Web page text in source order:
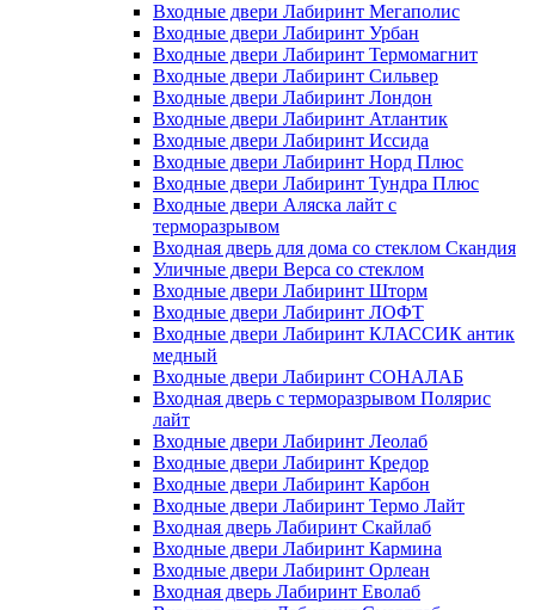
Входные двери Лабиринт Мегаполис
Входные двери Лабиринт Урбан
Входные двери Лабиринт Термомагнит
Входные двери Лабиринт Сильвер
Входные двери Лабиринт Лондон
Входные двери Лабиринт Атлантик
Входные двери Лабиринт Иссида
Входные двери Лабиринт Норд Плюс
Входные двери Лабиринт Тундра Плюс
Входные двери Аляска лайт с
терморазрывом
Входная дверь для дома со стеклом Скандия
Уличные двери Верса со стеклом
Входные двери Лабиринт Шторм
Входные двери Лабиринт ЛОФТ
Входные двери Лабиринт КЛАССИК антик
медный
Входные двери Лабиринт СОНАЛАБ
Входная дверь с терморазрывом Полярис
лайт
Входные двери Лабиринт Леолаб
Входные двери Лабиринт Кредор
Входные двери Лабиринт Карбон
Входные двери Лабиринт Термо Лайт
Входная дверь Лабиринт Скайлаб
Входные двери Лабиринт Кармина
Входные двери Лабиринт Орлеан
Входная дверь Лабиринт Еволаб